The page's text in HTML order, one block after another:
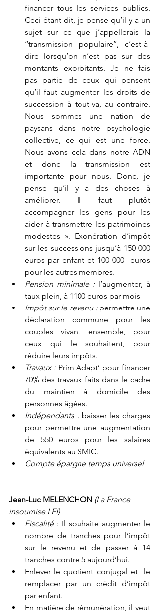
financer tous les services publics.
Ceci étant dit, je pense qu’il y a un
sujet sur ce que j’appellerais la
‘‘transmission populaire’’, c’est-à-
dire lorsqu’on n’est pas sur des
montants exorbitants. Je ne fais
pas partie de ceux qui pensent
qu’il faut augmenter les droits de
succession à tout-va, au contraire.
Nous sommes une nation de
paysans dans notre psychologie
collective, ce qui est une force.
Nous avons cela dans notre ADN
et donc la transmission est
importante pour nous. Donc, je
pense qu’il y a des choses à
améliorer. Il faut plutôt
accompagner les gens pour les
aider à transmettre les patrimoines
modestes ». Exonération d’impôt
sur les successions jusqu’à 150 000
euros par enfant et 100 000  euros
pour les autres membres.
Pension minimale : l’augmenter, à
taux plein, à 1100 euros par mois
Impôt sur le revenu : permettre une
déclaration commune pour les
couples vivant ensemble, pour
ceux qui le souhaitent, pour
réduire leurs impôts.
Travaux : Prim Adapt’ pour financer
70% des travaux faits dans le cadre
du maintien à domicile des
personnes âgées.
Indépendants : baisser les charges
pour permettre une augmentation
de 550 euros pour les salaires
équivalents au SMIC.
Compte épargne temps universel
Jean-Luc MELENCHON (La France
insoumise LFI)
Fiscalité : Il souhaite augmenter le
nombre de tranches pour l’impôt
sur le revenu et de passer à 14
tranches contre 5 aujourd’hui.
Enlever le quotient conjugal et  le
remplacer par un crédit d’impôt
par enfant.
En matière de rémunération, il veut